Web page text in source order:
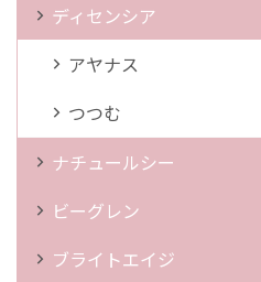
ディセンシア
アヤナス
つつむ
ナチュールシー
ビーグレン
ブライトエイジ